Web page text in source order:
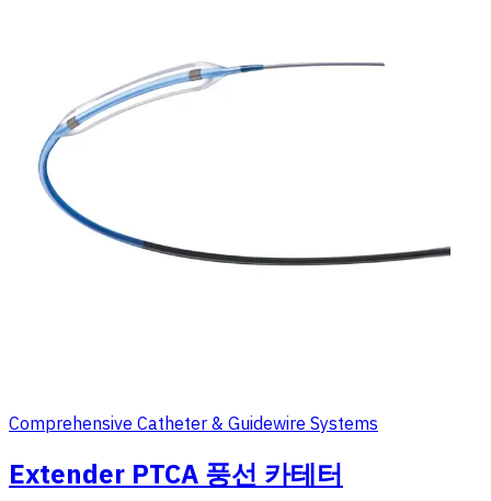
Comprehensive Catheter & Guidewire Systems
Extender PTCA 풍선 카테터